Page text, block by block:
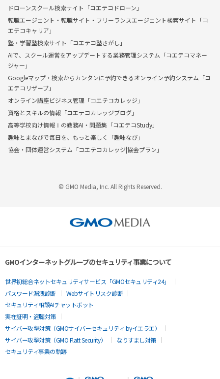
ドローンスクール検索サイト「コエテコドローン」
転職エージェント・転職サイト・フリーランスエージェント検索サイト「コ
エテコキャリア」
塾・学習塾検索サイト「コエテコ塾さがし」
AIで、スクール運営をアップデートする業務管理システム「コエテコマネー
ジャー」
Googleマップ・検索からカンタンに予約できるオンライン予約システム「コ
エテコリザーブ」
オンライン講座ビジネス管理「コエテコカレッジ」
資格とスキルの情報「コエテコカレッジブログ」
高等学校向け情報Ⅰの教務AI・問題集「コエテコStudy」
趣味とまなびで毎日を、もっと楽しく「趣味なび」
協会・団体運営システム「コエテコカレッジ|協会プラン」
© GMO Media, Inc. All Rights Reserved.
GMOインターネットグループのセキュリティ事業について
世界初総合ネットセキュリティサービス「GMOセキュリティ24」
パスワード漏洩診断
Webサイトリスク診断
セキュリティ相談AIチャットボット
実在証明・盗聴対策
サイバー攻撃対策（GMOサイバーセキュリティ byイエラエ）
サイバー攻撃対策（GMO Flatt Security）
なりすまし対策
セキュリティ事業の軌跡